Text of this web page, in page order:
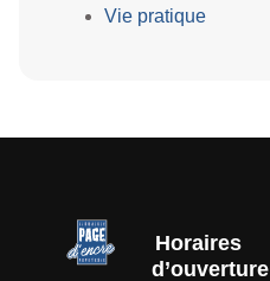
Vie pratique
Horaires
d’ouverture